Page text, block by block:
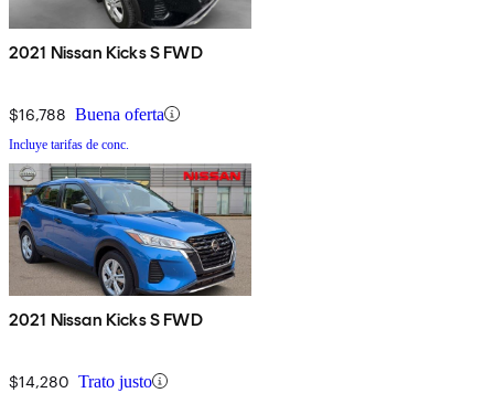
2021 Nissan Kicks S FWD
$16,788 Buena oferta
Incluye tarifas de conc.
2021 Nissan Kicks S FWD
$14,280 Trato justo